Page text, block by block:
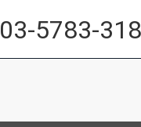
03-5783-